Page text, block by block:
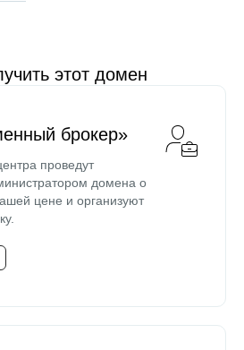
этот домен
брокер»
проведут
домена о
цене и организуют